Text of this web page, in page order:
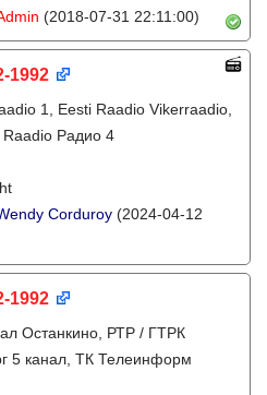
(2018-07-31 22:11:00)
1992
1, Eesti Raadio Vikerraadio,
Raadio Радио 4
Corduroy (2024-04-12
1992
Останкино, РТР / ГТРК
5 канал, ТК Телеинформ